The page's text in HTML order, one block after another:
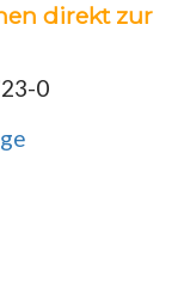
direkt zur
0